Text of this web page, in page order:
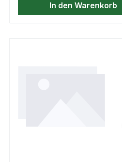
In den Warenkorb